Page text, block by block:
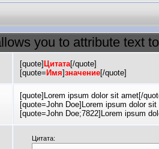
you to attribute text
[quote] Цитата[/quote]
[quote= Имя]значение[/quote]
[quote]Lorem ipsum dolor sit amet[/
[quote=John Doe]Lorem ipsum dolor
[quote=John Doe;7822]Lorem ipsum
Цитата: